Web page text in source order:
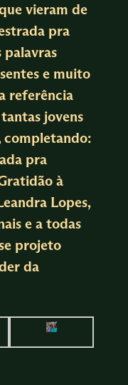
vieram de
pra
palavras
e muito
referência
jovens
completando:
pra
à
Lopes,
e a todas
projeto
da